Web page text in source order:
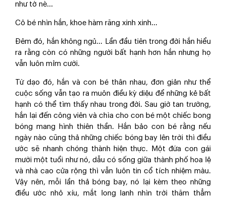
như tớ nè...
Cô bé nhìn hắn, khoe hàm răng xinh xinh...
Đêm đó, hắn không ngủ... Lần đầu tiên trong đời hắn hiểu
ra rằng còn có những người bất hạnh hơn hắn nhưng họ
vẫn luôn mỉm cười.
Từ dạo đó, hắn và con bé thân nhau, đơn giản như thể
cuộc sống vẫn tạo ra muôn điều kỳ diệu để những kẻ bất
hạnh có thể tìm thấy nhau trong đời. Sau giờ tan trường,
hắn lại đến công viên và chìa cho con bé một chiếc bong
bóng mang hình thiên thần. Hắn bảo con bé rằng nếu
ngày nào cũng thả những chiếc bóng bay lên trời thì điều
ước sẽ nhanh chóng thành hiện thực. Một đứa con gái
mười một tuổi như nó, dẫu có sống giữa thành phố hoa lệ
và nhà cao cửa rộng thì vẫn luôn tin cổ tích nhiệm màu.
Vậy nên, mỗi lần thả bóng bay, nó lại kèm theo những
điều ước nhỏ xíu, mắt long lanh nhìn trời thăm thẳm